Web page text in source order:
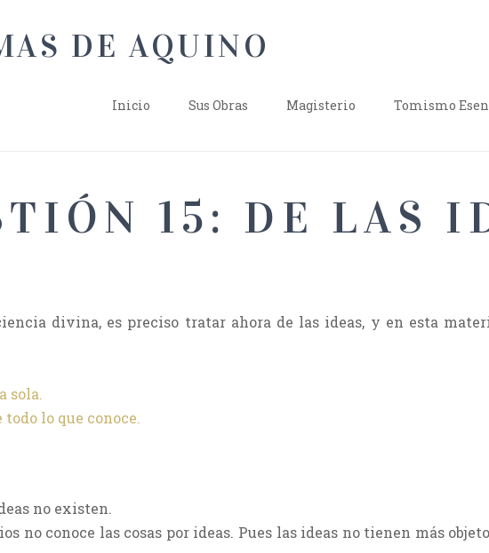
Inicio Sus Obras Magisterio Tomismo
15: DE LAS
divina, es preciso tratar ahora de las ideas, y en esta
sola.
lo que conoce.
no existen.
no conoce las cosas por ideas. Pues las ideas no tienen más